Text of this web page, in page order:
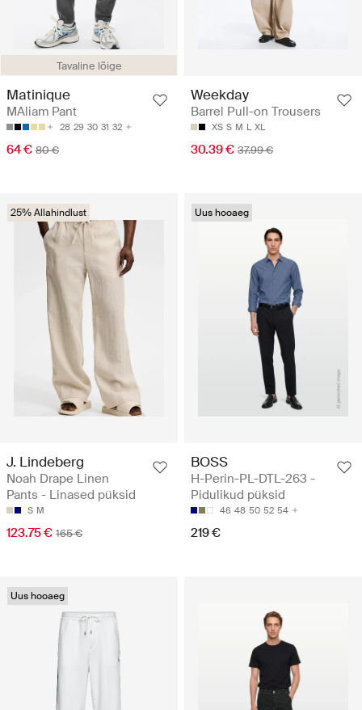
Tavaline lõige
Matinique
MAliam Pant
28 29 30 31 32
64 € 80 €
Weekday
Barrel Pull-on Trousers
XS S M L XL
30.39 € 37.99 €
25% Allahindlust
J. Lindeberg
Noah Drape Linen
Pants - Linased püksid
S M
123.75 € 165 €
Uus hooaeg
BOSS
H-Perin-PL-DTL-263 -
Pidulikud püksid
46 48 50 52 54
219 €
Uus hooaeg